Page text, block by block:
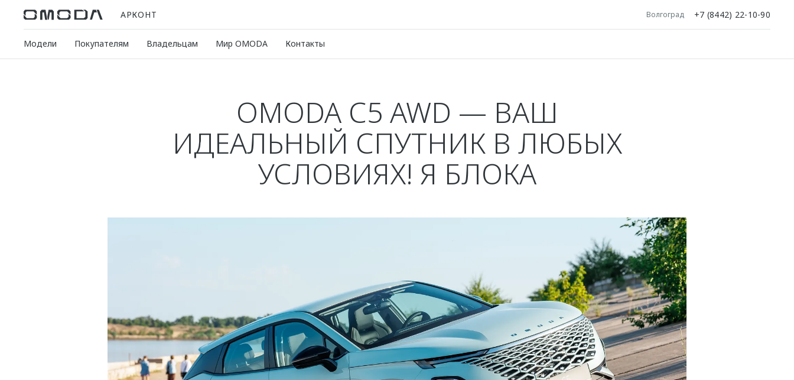
АРКОНТ Волгоград +7 (8442) 22-10-90
Модели Покупателям Владельцам Мир OMODA Контакты
OMODA С5 AWD — ВАШ
ИДЕАЛЬНЫЙ СПУТНИК В ЛЮБЫХ
УСЛОВИЯХ! Я БЛОКА